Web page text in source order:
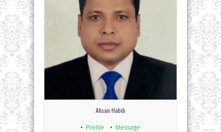
Ahsan Habib
Profile Message